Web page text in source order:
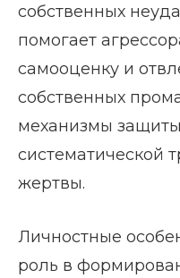
собственных
помогает
самооценку и
собственных
механизмы
систематической
жертвы.
Личностные
роль в